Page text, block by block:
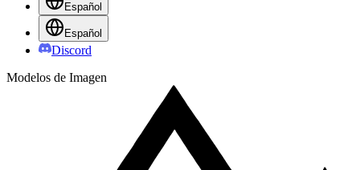
Español
Español
Discord
Modelos de Imagen